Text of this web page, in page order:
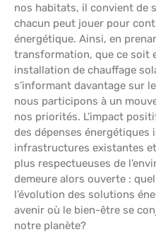
nos habitats, il convient de
chacun peut jouer pour
énergétique. Ainsi, en
transformation, que ce soit
installation de chauffage
s’informant davantage sur
nous participons à un
nos priorités. L’impact
des dépenses énergétiques
infrastructures existantes
plus respectueuses de
demeure alors ouverte :
l’évolution des solutions
avenir où le bien-être se
notre planète?